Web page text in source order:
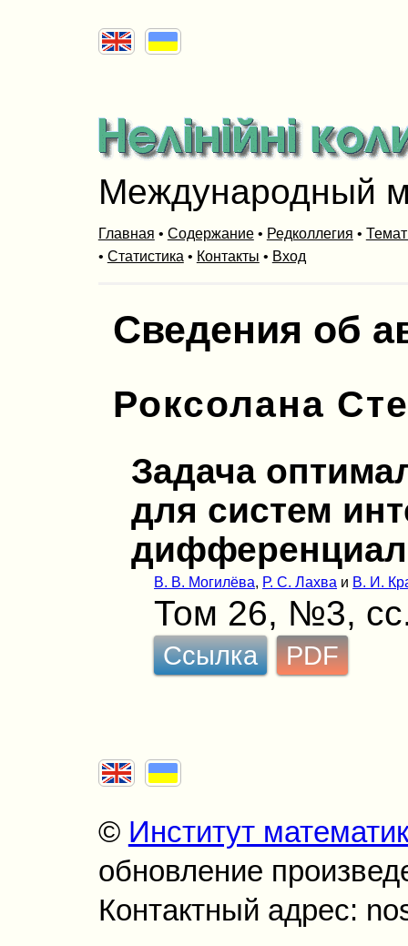
Международный
Главная • Содержание• Редколлегия •
• Статистика • Контакты • Вход
Сведения об
Роксолана
Задача
для систем
В. В. Могилёва, Р. С. Лахва и В. И.
Том 26, №3,
Ссылка PDF
© Институт
обновление
Контактный адрес: